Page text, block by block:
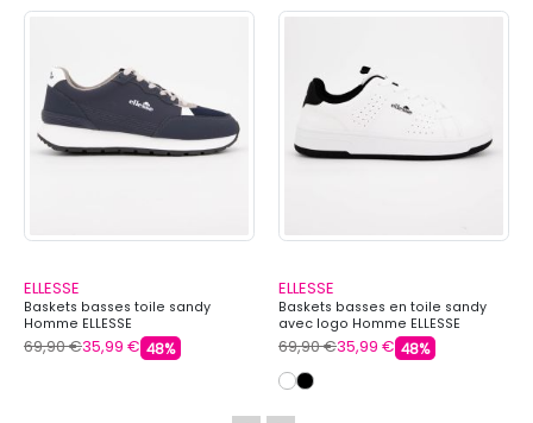
ELLESSE
Baskets basses toile sandy
Homme ELLESSE
69,90 €35,99 € 48%
ELLESSE
Baskets basses en toile sandy
avec logo Homme ELLESSE
69,90 €35,99 € 48%